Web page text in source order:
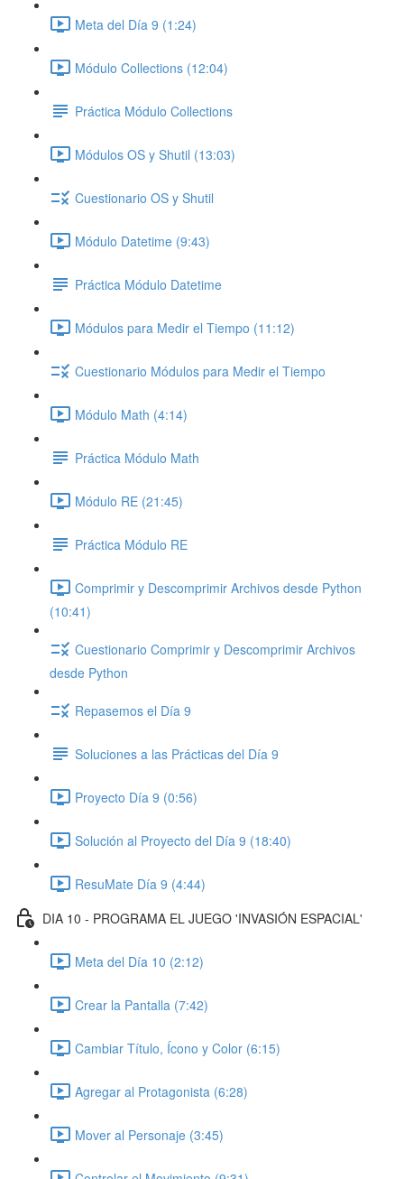
Meta del Día 9 (1:24)
Módulo Collections (12:04)
Práctica Módulo Collections
Módulos OS y Shutil (13:03)
Cuestionario OS y Shutil
Módulo Datetime (9:43)
Práctica Módulo Datetime
Módulos para Medir el Tiempo (11:12)
Cuestionario Módulos para Medir el Tiempo
Módulo Math (4:14)
Práctica Módulo Math
Módulo RE (21:45)
Práctica Módulo RE
Comprimir y Descomprimir Archivos desde Python
(10:41)
Cuestionario Comprimir y Descomprimir Archivos
desde Python
Repasemos el Día 9
Soluciones a las Prácticas del Día 9
Proyecto Día 9 (0:56)
Solución al Proyecto del Día 9 (18:40)
ResuMate Día 9 (4:44)
DIA 10 - PROGRAMA EL JUEGO 'INVASIÓN ESPACIAL'
Meta del Día 10 (2:12)
Crear la Pantalla (7:42)
Cambiar Título, Ícono y Color (6:15)
Agregar al Protagonista (6:28)
Mover al Personaje (3:45)